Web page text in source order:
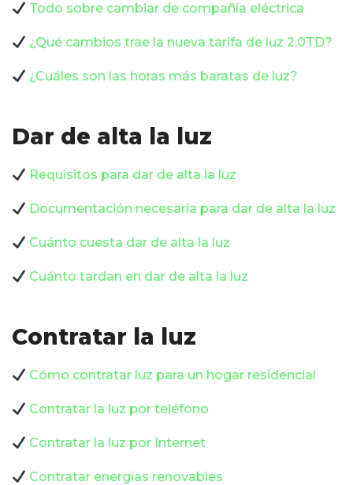
Todo sobre cambiar de compañía eléctrica
¿Qué cambios trae la nueva tarifa de luz 2.0TD?
¿Cuáles son las horas más baratas de luz?
Dar de alta la luz
Requisitos para dar de alta la luz
Documentación necesaria para dar de alta la luz
Cuánto cuesta dar de alta la luz
Cuánto tardan en dar de alta la luz
Contratar la luz
Cómo contratar luz para un hogar residencial
Contratar la luz por teléfono
Contratar la luz por Internet
Contratar energías renovables